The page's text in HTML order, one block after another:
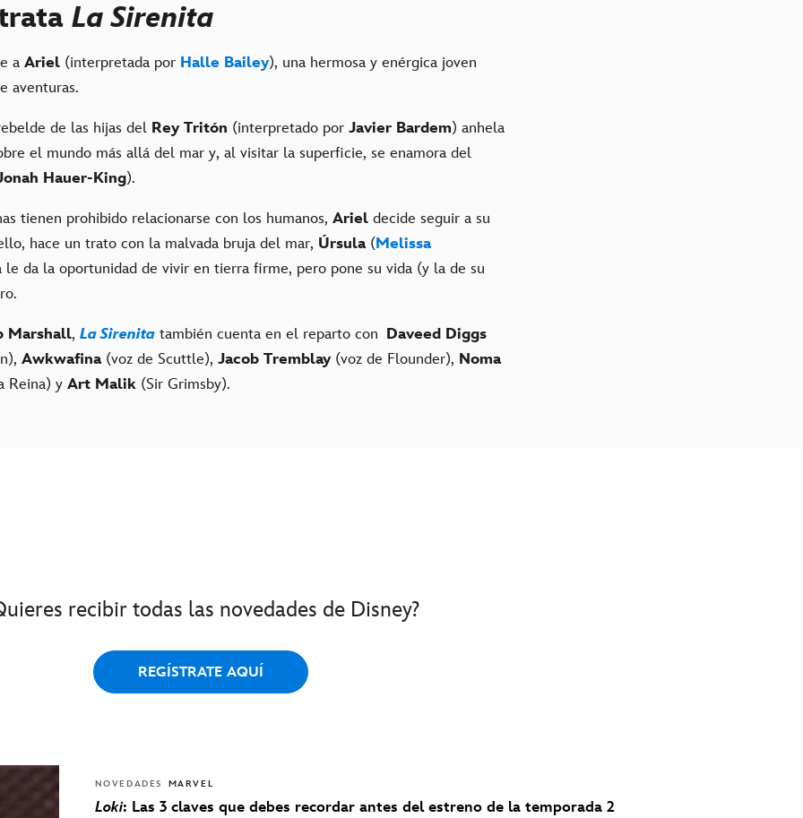
La Sirenita
a Ariel (interpretada por Halle Bailey), una hermosa y enérgica joven
aventuras.
de las hijas del Rey Tritón (interpretado por Javier Bardem) anhela
el mundo más allá del mar y, al visitar la superficie, se enamora del
Hauer-King).
tienen prohibido relacionarse con los humanos, Ariel decide seguir a su
hace un trato con la malvada bruja del mar, Úrsula(Melissa
le da la oportunidad de vivir en tierra firme, pero pone su vida (y la de su
Marshall, La Sirenita también cuenta en el reparto con Daveed Diggs
Awkwafina(voz de Scuttle), Jacob Tremblay (voz de Flounder), Noma
Reina) y Art Malik (Sir Grimsby).
recibir todas las novedades de Disney?
REGÍSTRATE AQUÍ
NOVEDADES MARVEL
Loki: Las 3 claves que debes recordar antes del estreno de la temporada 2